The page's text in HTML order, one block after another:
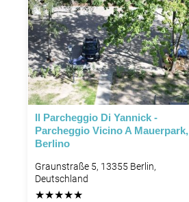
Il Parcheggio Di Yannick -
Parcheggio Vicino A Mauerpark,
Berlino
Graunstraße 5, 13355 Berlin,
Deutschland
★★★★★